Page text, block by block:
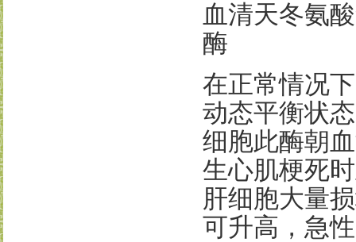
血清天冬氨
酶
在正常情况
动态平衡状
细胞此酶朝
生心肌梗死
肝细胞大量
可升高，急